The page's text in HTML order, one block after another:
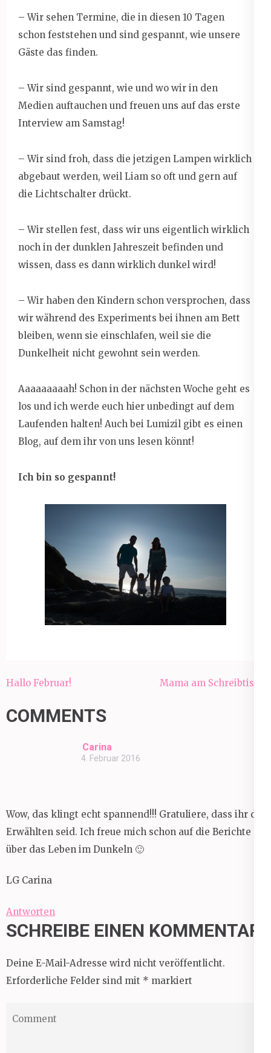
– Wir sehen Termine, die in diesen 10 Tagen
schon feststehen und sind gespannt, wie unsere
Gäste das finden.
– Wir sind gespannt, wie und wo wir in den
Medien auftauchen und freuen uns auf das erste
Interview am Samstag!
– Wir sind froh, dass die jetzigen Lampen wirklich
abgebaut werden, weil Liam so oft und gern auf
die Lichtschalter drückt.
– Wir stellen fest, dass wir uns eigentlich wirklich
noch in der dunklen Jahreszeit befinden und
wissen, dass es dann wirklich dunkel wird!
– Wir haben den Kindern schon versprochen, dass
wir während des Experiments bei ihnen am Bett
bleiben, wenn sie einschlafen, weil sie die
Dunkelheit nicht gewohnt sein werden.
Aaaaaaaaah! Schon in der nächsten Woche geht es
los und ich werde euch hier unbedingt auf dem
Laufenden halten! Auch bei Lumizil gibt es einen
Blog, auf dem ihr von uns lesen könnt!
Ich bin so gespannt!
Beitragsnavigation
Hallo Februar! Mama am Schreibtisch
COMMENTS
Carina
4. Februar 2016
Wow, das klingt echt spannend!!! Gratuliere, dass ihr die
Erwählten seid. Ich freue mich schon auf die Berichte
über das Leben im Dunkeln 🙂
LG Carina
Antworten
SCHREIBE EINEN KOMMENTAR
Deine E-Mail-Adresse wird nicht veröffentlicht.
Erforderliche Felder sind mit * markiert